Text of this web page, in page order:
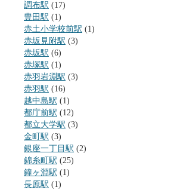
調布駅 (17)
豊田駅 (1)
赤土小学校前駅 (1)
赤坂見附駅 (3)
赤坂駅 (6)
赤塚駅 (1)
赤羽岩淵駅 (3)
赤羽駅 (16)
越中島駅 (1)
都庁前駅 (12)
都立大学駅 (3)
金町駅 (3)
銀座一丁目駅 (2)
錦糸町駅 (25)
鐘ヶ淵駅 (1)
長原駅 (1)